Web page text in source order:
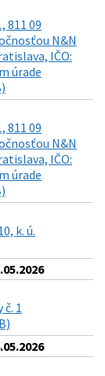
811 09
N&N
IČO:
úrade
811 09
N&N
IČO:
úrade
k. ú.
1